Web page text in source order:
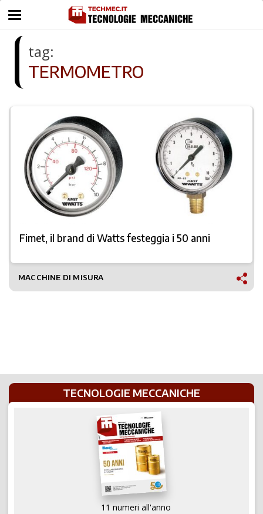
tag:
TERMOMETRO
Fimet, il brand di Watts festeggia i 50 anni
MACCHINE DI MISURA
TECNOLOGIE MECCANICHE
11 numeri all'anno